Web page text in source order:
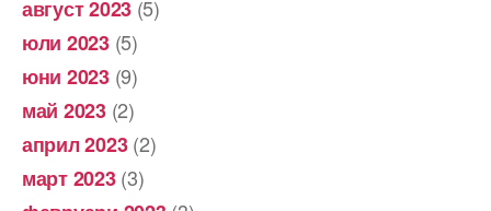
август 2023 (5)
юли 2023(5)
юни 2023(9)
май 2023(2)
април 2023(2)
март 2023(3)